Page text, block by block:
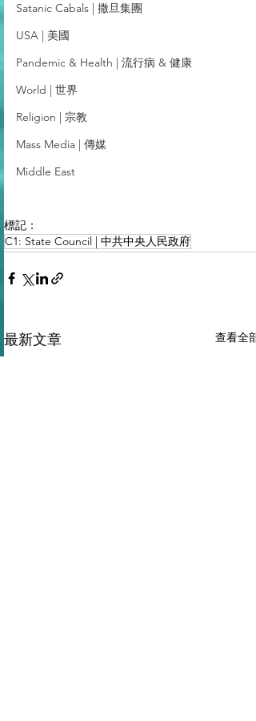
Satanic Cabals | 撒旦集團
USA | 美國
Pandemic & Health | 流行病 & 健康
World | 世界
Religion | 宗教
Mass Media | 傳媒
Middle East
標記：
C1: State Council | 中共中央人民政府
最新文章 查看全部